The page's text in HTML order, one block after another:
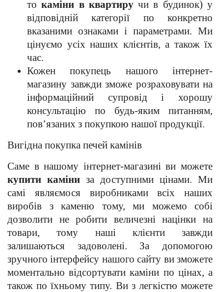
токаміни в квартиручи в будинок) у
відповідній категорії по конкретно
вказаними ознаками і параметрами. Ми
цінуємо усіх наших клієнтів, а також їх
час.
Кожен покупець нашого інтернет-
магазину завжди зможе розраховувати на
інформаційний супровід і хорошу
консультацію по будь-яким питанням,
пов’язаних з покупкою нашої продукції.
Вигідна покупка печей камінів
Саме в нашому інтернет-магазині ви можете
купити каміни за доступними цінами. Ми
самі являємося виробниками всіх наших
виробів з каменю тому, ми можемо собі
дозволити не робити величезні націнки на
товари, тому наші клієнти завжди
залишаються задоволені. За допомогою
зручного інтерфейсу нашого сайту ви зможете
моментально відсортувати каміни по цінах, а
також по їхньому типу. Ви з легкістю можете